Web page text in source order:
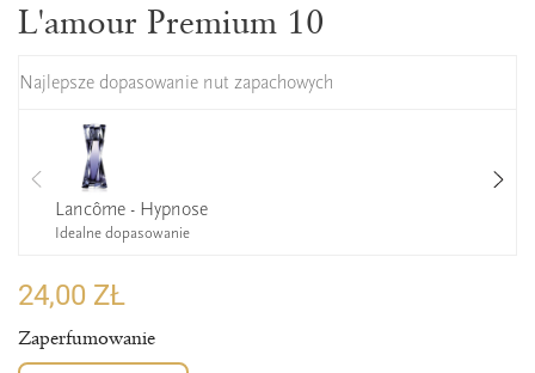
L'amour Premium 10
Najlepsze dopasowanie nut zapachowych
Lancôme - Hypnose
Idealne dopasowanie
24,00 ZŁ
Zaperfumowanie